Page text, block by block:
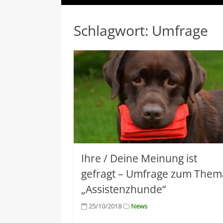
Schlagwort: Umfrage
Ihre / Deine Meinung ist
gefragt – Umfrage zum
„Assistenzhunde“
25/10/2018 News